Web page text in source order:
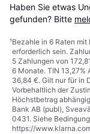
Haben Sie etwas
gefunden? Bitte
¹Bezahle in 6 Raten mit
erforderlich sein.
5 Zahlungen von
6 Monate. TIN 13,27%
36,84 €. Gilt nur für in
Vorbehaltlich der
Höchstbetrag
Bank AB (publ),
0431. Siehe
https://